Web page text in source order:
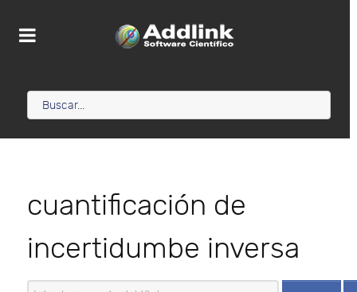
cuantificación de
incertidumbe inversa